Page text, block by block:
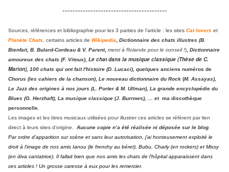
-----------------------------------------
Sources, références et bibliographie pour les 3 parties de l’article : les sites Cat lovers et
Planète Chats , certains articles de Wikipedia
Dictionnaire des chats illustres (B.
Bienfait, B. Bulard-Cordeau & V. Parent, merci à Rolande pour le conseil !) Dictionnaire
amoureux des chats (F. Vitoux) Le chat dans la musique classique (Thèse de C.
Marion), 100 chats qui ont fait l'histoire (D. Lucaci), quelques anciens numéros de
Chorus (les cahiers de la chanson) Le nouveau dictionnaire du Rock (M. Assayas),
Le Jazz des origines à nos jours (L. Porter & M. Ullman), La grande encyclopédie du
Blues (G. Herzhaft), La musique classique (J. Burrows), …
et ma discothèque
personnelle
Les images et les titres musicaux utilisées pour illustrer ces articles se réfèrent par lien
direct à leurs sites d’origine.
Aucune copie n’a été réalisée ni déposée sur le blog
Par ordre d'apparition sur scène et sans leur autorisation, j'ai honteusement exploité le
droit à l'image de nos amis Ianou (le frenchy au béret), Bubu, Charly (en rockers) et Missy
(en diva cantatrice). Il fallait bien que nos amis les chats de l'hôpital apparaissent dans
ces articles ! Un grosse caresse à eux pour les remercier.